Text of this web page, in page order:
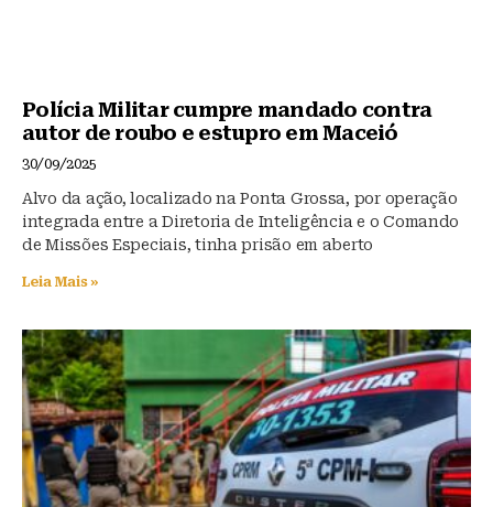
Polícia Militar cumpre mandado contra
autor de roubo e estupro em Maceió
30/09/2025
Alvo da ação, localizado na Ponta Grossa, por operação
integrada entre a Diretoria de Inteligência e o Comando
de Missões Especiais, tinha prisão em aberto
Leia Mais »